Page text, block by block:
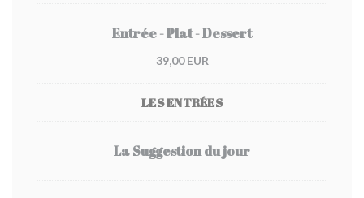
Entrée - Plat - Dessert
39,00 EUR
LES ENTRÉES
La Suggestion du jour